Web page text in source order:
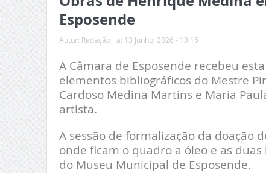
Esposende
Autor: Redação a: 13 Junho, 2026 - 13:15
A Câmara de Esposende recebeu
elementos bibliográficos do Mestre
Cardoso Medina Martins e Maria
artista.
A sessão de formalização da doação
onde ficam o quadro a óleo e as
do Museu Municipal de Esposende.